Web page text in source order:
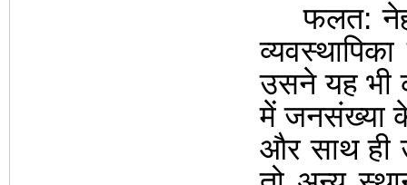
फलत:
उसने यह भी
में जनसंख्या
और साथ ही